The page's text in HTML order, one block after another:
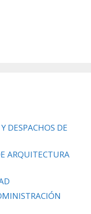
DESPACHOS DE
ARQUITECTURA